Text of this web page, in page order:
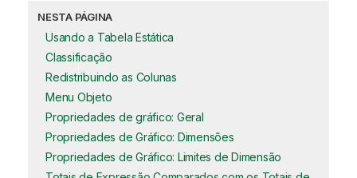
NESTA PÁGINA
Usando a Tabela Estática
Classificação
Redistribuindo as Colunas
Menu Objeto
Propriedades de gráfico: Geral
Propriedades de Gráfico: Dimensões
Propriedades de Gráfico: Limites de Dimensão